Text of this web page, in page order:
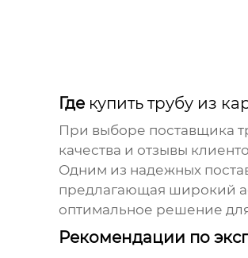
Где купить трубу из
При выборе поставщика
качества и отзывы
Одним из надежных
предлагающая широкий
оптимальное решение
Рекомендации по